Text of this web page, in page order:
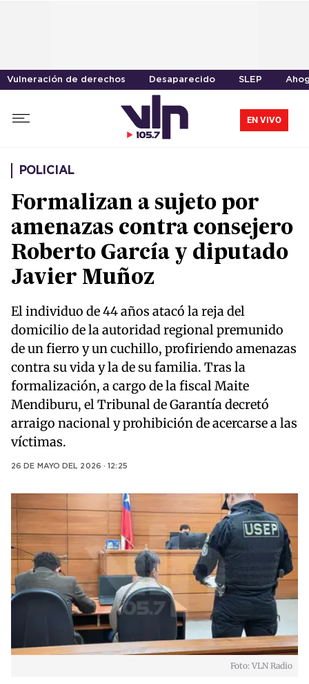
Vulneración de derechos Desaparecido SLEP
EN VIVO
POLICIAL
Formalizan a sujeto por
amenazas contra consejero
Roberto García y diputado
Javier Muñoz
El individuo de 44 años atacó la reja del
domicilio de la autoridad regional premunido
de un fierro y un cuchillo, profiriendo amenazas
contra su vida y la de su familia. Tras la
formalización, a cargo de la fiscal Maite
Mendiburu, el Tribunal de Garantía decretó
arraigo nacional y prohibición de acercarse a las
víctimas.
26 DE MAYO DEL 2026 · 12:25
Foto: VLN Radio